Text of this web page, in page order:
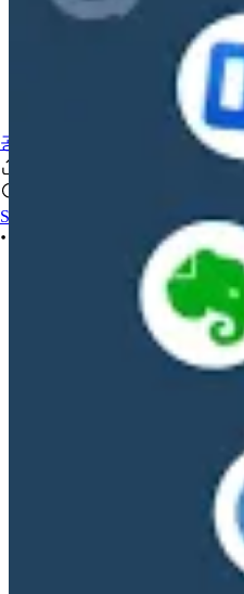
공유/자유게시판
Sign In